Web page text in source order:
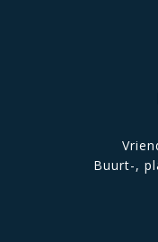
Buurt-,